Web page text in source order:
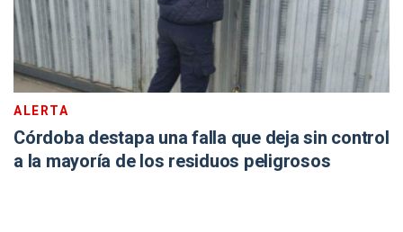
ALERTA
Córdoba destapa una falla que deja sin control
a la mayoría de los residuos peligrosos